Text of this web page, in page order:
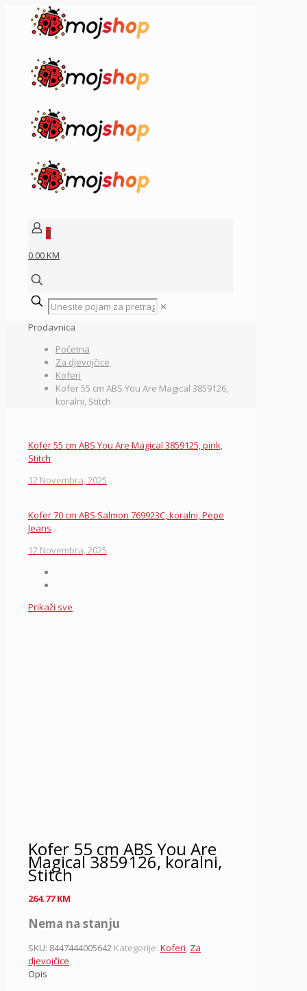
0
0.00 KM
✕
Prodavnica
Početna
Za djevojčice
Koferi
Kofer 55 cm ABS You Are Magical 3859126,
koralni, Stitch
Kofer 55 cm ABS You Are Magical 3859125, pink,
Stitch
12 Novembra, 2025
Kofer 70 cm ABS Salmon 769923C, koralni, Pepe
Jeans
12 Novembra, 2025
Prikaži sve
Kofer 55 cm ABS You Are
Magical 3859126, koralni,
Stitch
264.77KM
Nema na stanju
SKU: 8447444005642 Kategorije: Koferi, Za
djevojčice
Opis